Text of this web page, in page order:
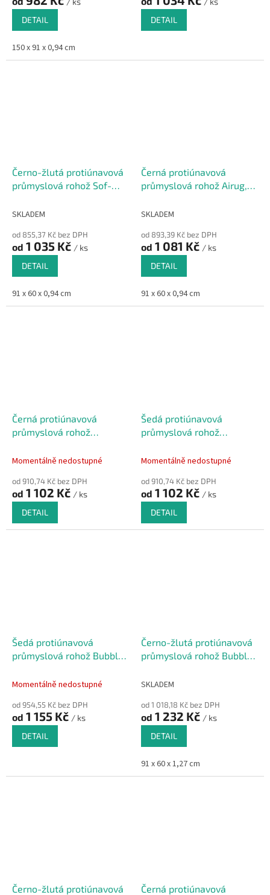
DETAIL
150 x 91 x 0,94 cm
DETAIL
Černo-žlutá protiúnavová
průmyslová rohož Sof-
cm
SKLADEM
od 855,37 Kč bez DPH
od 1 035 Kč / ks
DETAIL
91 x 60 x 0,94 cm
Černá protiúnavová
průmyslová rohož Airug,
SKLADEM
od 893,39 Kč bez DPH
od 1 081 Kč / ks
DETAIL
91 x 60 x 0,94 cm
Černá protiúnavová
průmyslová rohož
60 x 1,27 cm
Momentálně nedostupné
od 910,74 Kč bez DPH
od 1 102 Kč / ks
DETAIL
Šedá protiúnavová
průmyslová rohož
60 x 1,27 cm
Momentálně nedostupné
od 910,74 Kč bez DPH
od 1 102 Kč / ks
DETAIL
Šedá protiúnavová
průmyslová rohož Bubble,
cm
Momentálně nedostupné
od 954,55 Kč bez DPH
od 1 155 Kč / ks
DETAIL
Černo-žlutá protiúnavová
průmyslová rohož Bubble,
cm
SKLADEM
od 1 018,18 Kč bez DPH
od 1 232 Kč / ks
DETAIL
91 x 60 x 1,27 cm
Černo-žlutá protiúnavová
Černá protiúnavová